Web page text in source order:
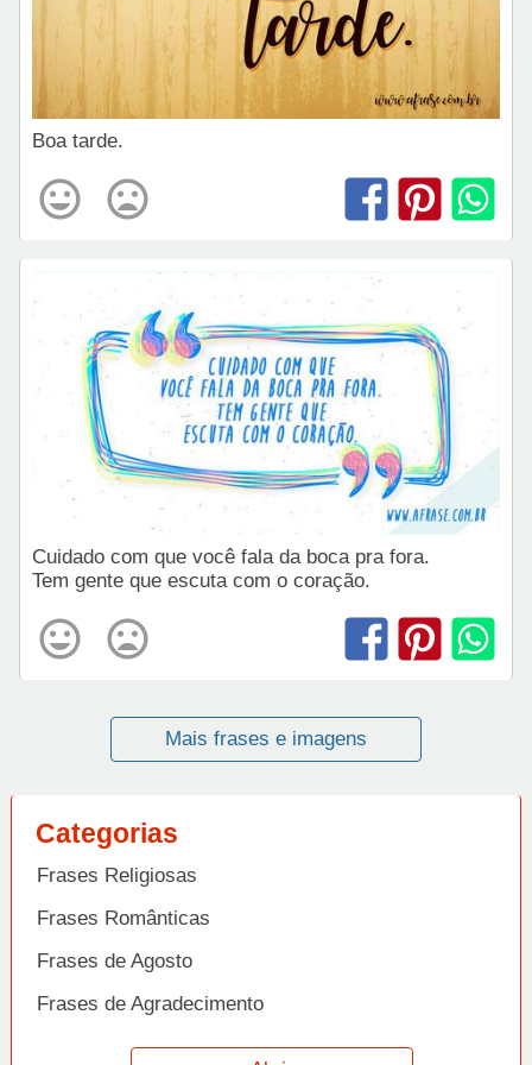
Boa tarde.
Cuidado com que você fala da boca pra fora.
Tem gente que escuta com o coração.
Mais frases e imagens
Categorias
Frases Religiosas
Frases Românticas
Frases de Agosto
Frases de Agradecimento
Frases de Amizade